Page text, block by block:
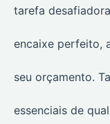
tarefa
encaixe perfeito,
seu orçamento.
essenciais de